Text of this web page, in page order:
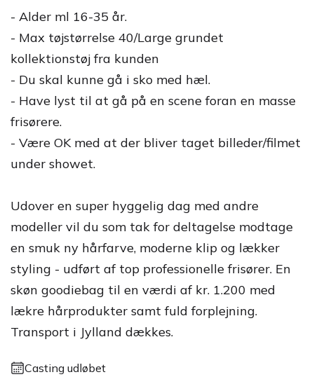
- Alder ml 16-35 år.
- Max tøjstørrelse 40/Large grundet
kollektionstøj fra kunden
- Du skal kunne gå i sko med hæl.
- Have lyst til at gå på en scene foran en masse
frisørere.
- Være OK med at der bliver taget billeder/filmet
under showet.
Udover en super hyggelig dag med andre
modeller vil du som tak for deltagelse modtage
en smuk ny hårfarve, moderne klip og lækker
styling - udført af top professionelle frisører. En
skøn goodiebag til en værdi af kr. 1.200 med
lækre hårprodukter samt fuld forplejning.
Transport i Jylland dækkes.
Casting udløbet